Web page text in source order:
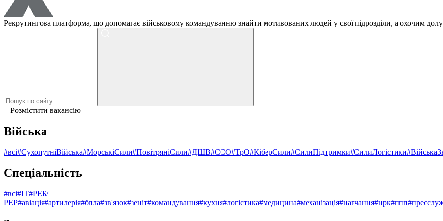
Рекрутингова платформа, що допомагає військовому командуванню знайти мотивованих людей у свої підрозділи, а охочим
+ Розмістити вакансію
Війська
#всі#СухопутніВійська#МорськіСили#ПовітряніСили#ДШВ#ССО#ТрО#КіберСили#СилиПідтримки#СилиЛогістики
Спеціальність
#всі#ІТ#РЕБ/
РЕР#авіація#артилерія#бпла#зв'язок#зеніт#командування#кухня#логістика#медицина#механізація#навчання#нрк#ппп